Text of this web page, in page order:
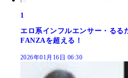
1
エロ系インフルエンサー・る
FANZAを超える！
2026年01月16日 06:30